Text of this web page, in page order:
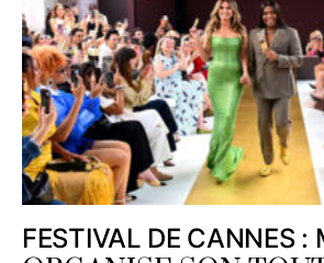
FESTIVAL DE CANNES